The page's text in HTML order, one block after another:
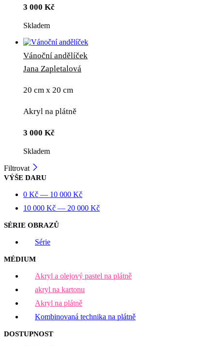
3 000 Kč
Skladem
Vánoční andělíček
Jana Zapletalová
20 cm x 20 cm
Akryl na plátně
3 000 Kč
Skladem
Filtrovat
VÝŠE DARU
0 Kč — 10 000 Kč
10 000 Kč — 20 000 Kč
SÉRIE OBRAZŮ
Série
MÉDIUM
Akryl a olejový pastel na plátně
akryl na kartonu
Akryl na plátně
Kombinovaná technika na plátně
DOSTUPNOST